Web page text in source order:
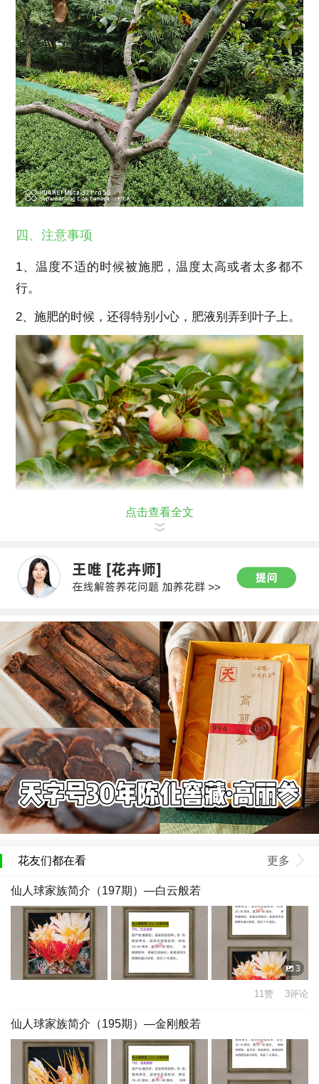
四、注意事项
1、温度不适的时候被施肥，温度太高或者太多都不
行。
2、施肥的时候，还得特别小心，肥液别弄到叶子上。
点击查看全文
花友们都在看 更多
仙人球家族简介（197期）—白云般若
3
11赞 3评论
仙人球家族简介（195期）—金刚般若